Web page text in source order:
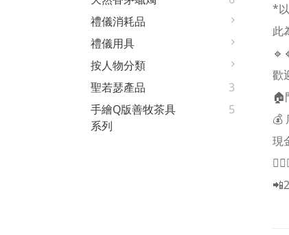
禮儀消耗品
禮儀用具
按人物分類
聖若瑟產品
3
手繪Q版善牧茶具
系列
5
*
此
歡
🏠
💰
現